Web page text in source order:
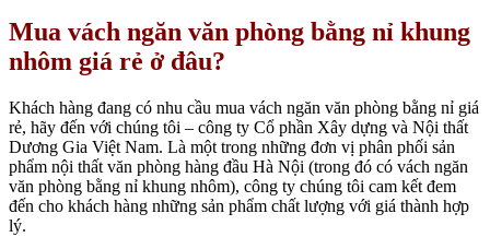
Mua vách ngăn văn phòng bằng nỉ khung
nhôm giá rẻ ở đâu?
Khách hàng đang có nhu cầu mua vách ngăn văn phòng bằng nỉ giá
rẻ, hãy đến với chúng tôi – công ty Cổ phần Xây dựng và Nội thất
Dương Gia Việt Nam. Là một trong những đơn vị phân phối sản
phẩm nội thất văn phòng hàng đầu Hà Nội (trong đó có vách ngăn
văn phòng bằng nỉ khung nhôm), công ty chúng tôi cam kết đem
đến cho khách hàng những sản phẩm chất lượng với giá thành hợp
lý.